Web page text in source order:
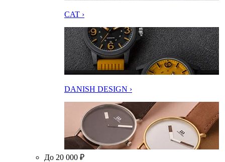
CAT ›
DANISH DESIGN ›
До 20 000 ₽